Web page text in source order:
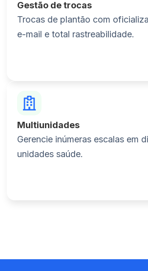
Gestão de trocas
Trocas de plantão com
e-mail e total rastreabilidade.
Multiunidades
Gerencie inúmeras escalas em
unidades saúde.